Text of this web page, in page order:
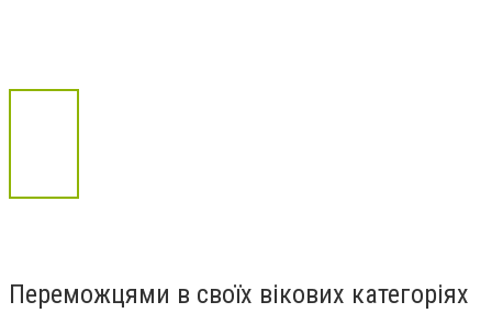
Переможцями в своїх вікових категоріях